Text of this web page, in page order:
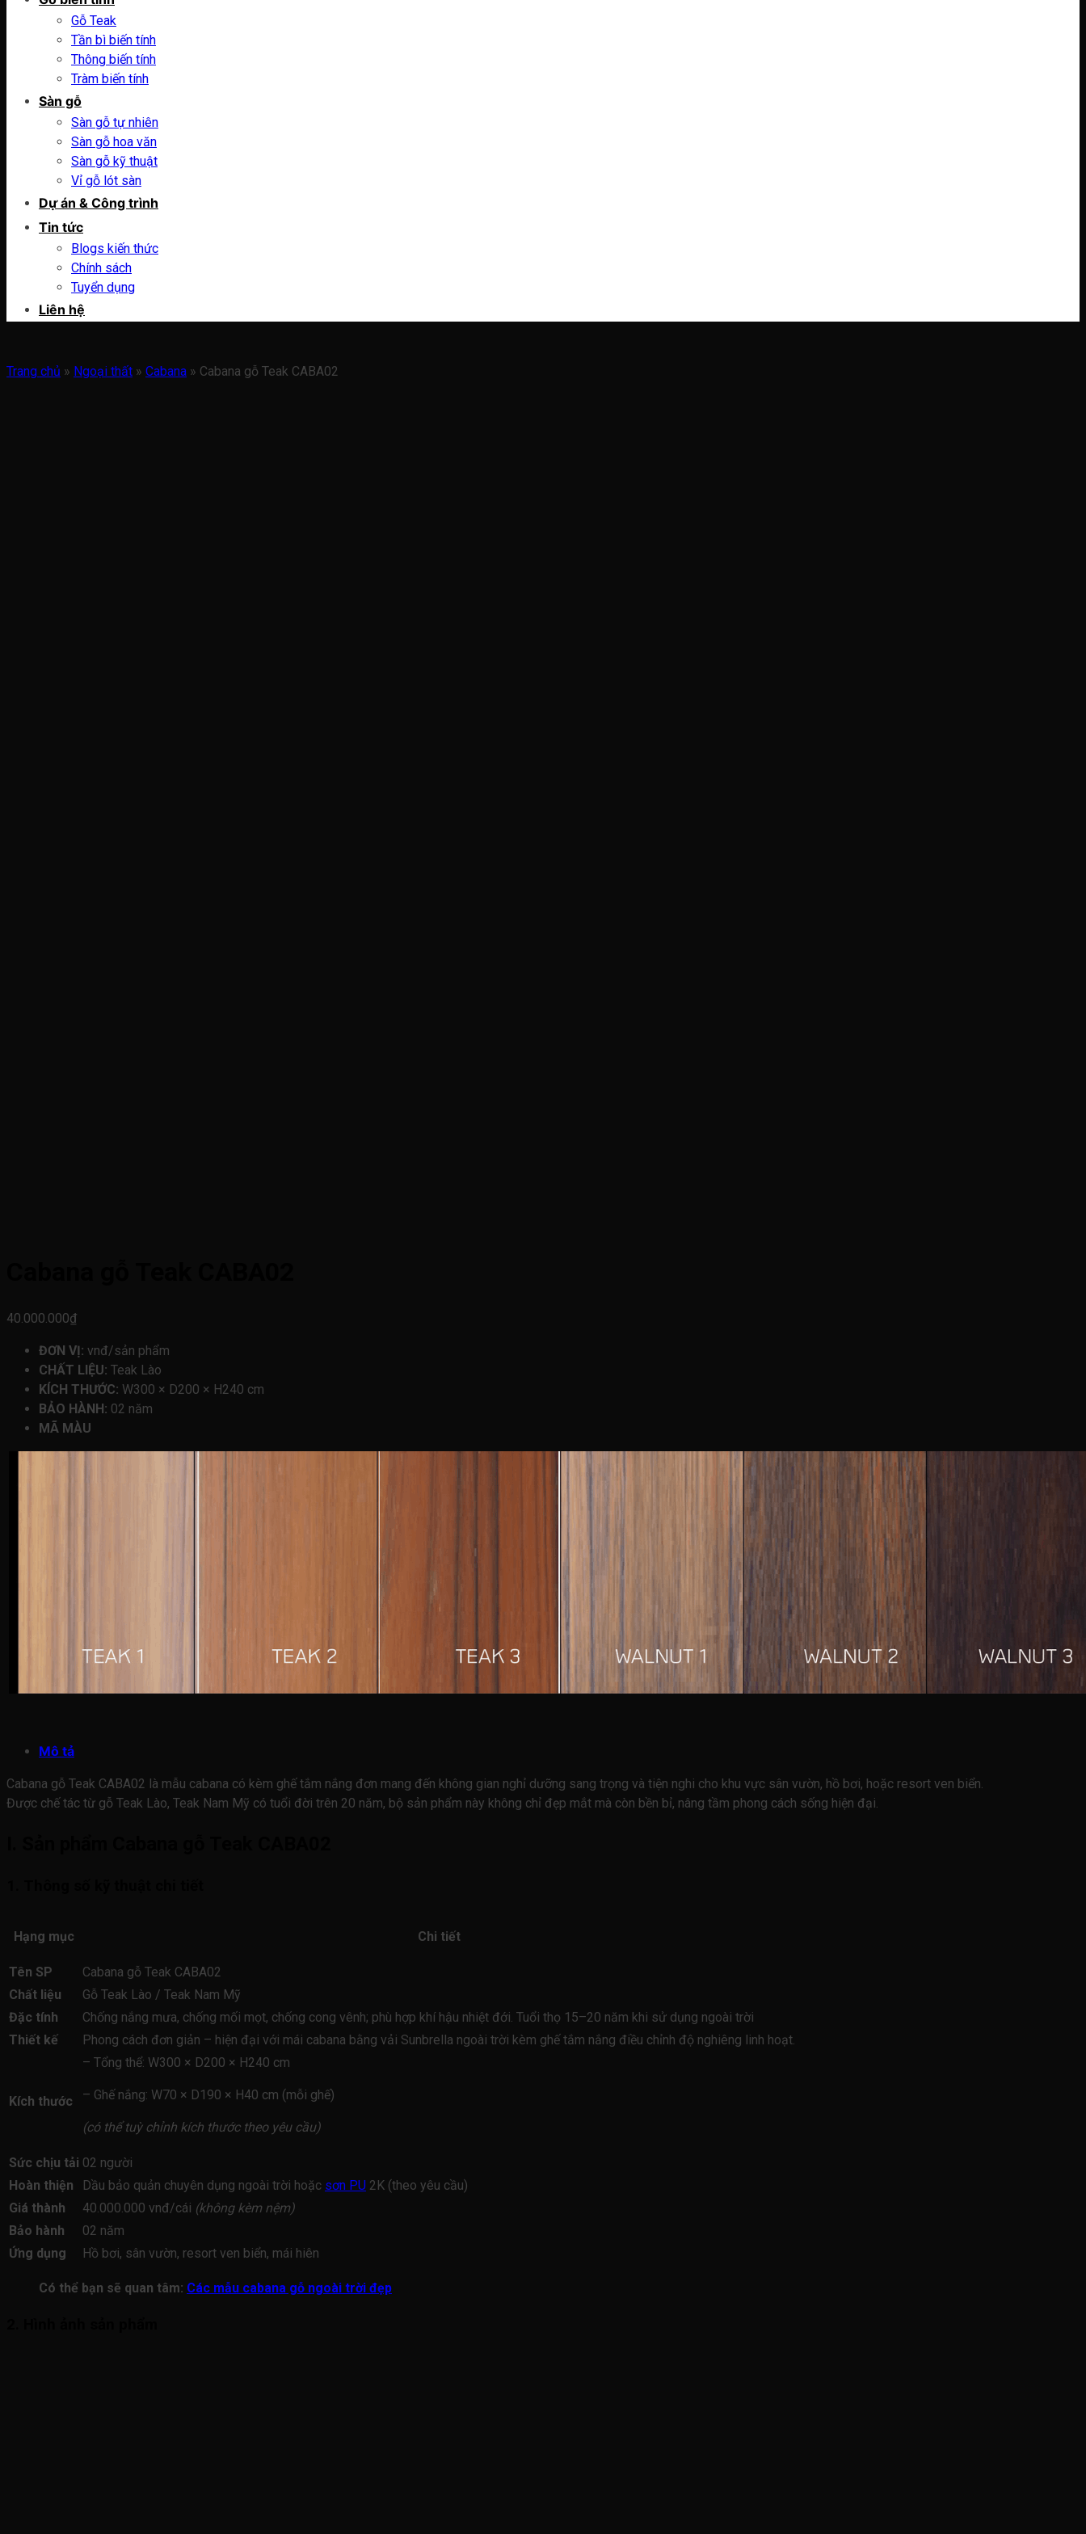
Gỗ Teak
Tần bì biến tính
Thông biến tính
Tràm biến tính
Sàn gỗ
Sàn gỗ tự nhiên
Sàn gỗ hoa văn
Sàn gỗ kỹ thuật
Vỉ gỗ lót sàn
Dự án & Công trình
Tin tức
Blogs kiến thức
Chính sách
Tuyển dụng
Liên hệ
Trang chủ » Ngoại thất » Cabana » Cabana gỗ Teak CABA02
40.000.000₫
ĐƠN VỊ: vnđ/sản phẩm
CHẤT LIỆU: Teak Lào
KÍCH THƯỚC: W300 × D200 × H240 cm
BẢO HÀNH: 02 năm
MÃ MÀU
Mô tả
Cabana gỗ Teak CABA02 là mẫu cabana có kèm ghế tắm nắng đơn mang đến không gian nghỉ dưỡng sang trọng và tiện nghi cho khu vực sân vườn, hồ bơi, hoặc resort ven biển.
Được chế tác từ gỗ Teak Lào, Teak Nam Mỹ có tuổi đời trên 20 năm, bộ sản phẩm này không chỉ đẹp mắt mà còn bền bỉ, nâng tầm phong cách sống hiện đại.
Hạng mục Chi tiết
Tên SP
Cabana gỗ Teak CABA02
Chất liệu
Gỗ Teak Lào / Teak Nam Mỹ
Đặc tính
Chống nắng mưa, chống mối mọt, chống cong vênh; phù hợp khí hậu nhiệt đới. Tuổi thọ 15–20 năm khi sử dụng ngoài trời
Thiết kế
Phong cách đơn giản – hiện đại với mái cabana bằng vải Sunbrella ngoài trời kèm ghế tắm nắng điều chỉnh độ nghiêng linh hoạt.
Kích thước
– Tổng thể: W300 × D200 × H240 cm
– Ghế nắng: W70 × D190 × H40 cm (mỗi ghế)
(có thể tuỳ chỉnh kích thước theo yêu cầu)
Sức chịu tải 02 người
Hoàn thiện
Dầu bảo quản chuyên dụng ngoài trời hoặc sơn PU 2K (theo yêu cầu)
Giá thành
40.000.000 vnđ/cái (không kèm nệm)
Bảo hành
02 năm
Ứng dụng
Hồ bơi, sân vườn, resort ven biển, mái hiên
Có thể bạn sẽ quan tâm: Các mẫu cabana gỗ ngoài trời đẹp